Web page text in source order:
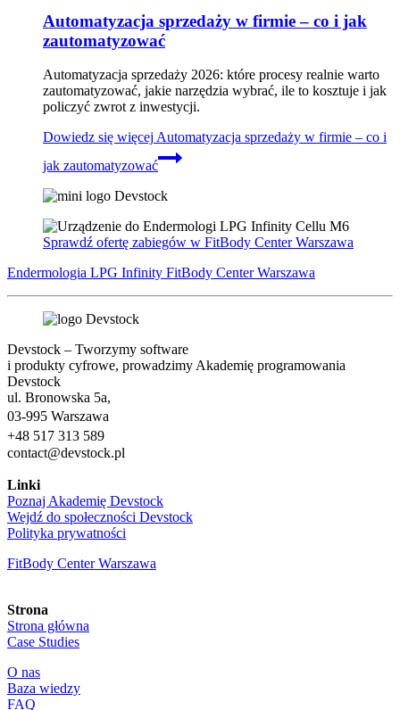
Automatyzacja sprzedaży w firmie – co i jak
zautomatyzować
Automatyzacja sprzedaży 2026: które procesy realnie warto
zautomatyzować, jakie narzędzia wybrać, ile to kosztuje i jak
policzyć zwrot z inwestycji.
Dowiedz się więcej Automatyzacja sprzedaży w firmie – co i
jak zautomatyzować
Sprawdź ofertę zabiegów w FitBody Center Warszawa
Endermologia LPG Infinity FitBody Center Warszawa
Devstock – Tworzymy software
i produkty cyfrowe, prowadzimy Akademię programowania
Devstock
ul. Bronowska 5a,
03-995 Warszawa
+48 517 313 589
contact@devstock.pl
Linki
Poznaj Akademię Devstock
Wejdź do społeczności Devstock
Polityka prywatności
FitBody Center Warszawa
Strona
Strona główna
Case Studies
O nas
Baza wiedzy
FAQ